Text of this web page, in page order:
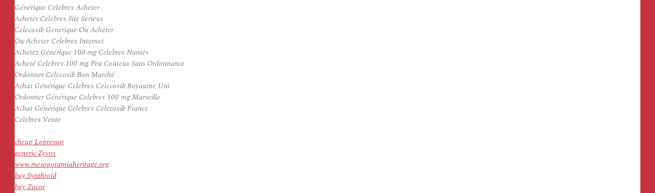
Générique Celebrex Acheter
Acheter Celebrex Site Serieux
Celecoxib Generique Ou Acheter
Ou Acheter Celebrex Internet
Achetez Générique 100 mg Celebrex Nantes
Acheté Celebrex 100 mg Peu Coûteux Sans Ordonnance
Ordonner Celecoxib Bon Marché
Achat Générique Celebrex Celecoxib Royaume Uni
Ordonner Générique Celebrex 100 mg Marseille
Achat Générique Celebrex Celecoxib France
Celebrex Vente
cheap Lopressor
generic Zyvox
www.mesopotamiaheritage.org
buy Synthroid
buy Zocor